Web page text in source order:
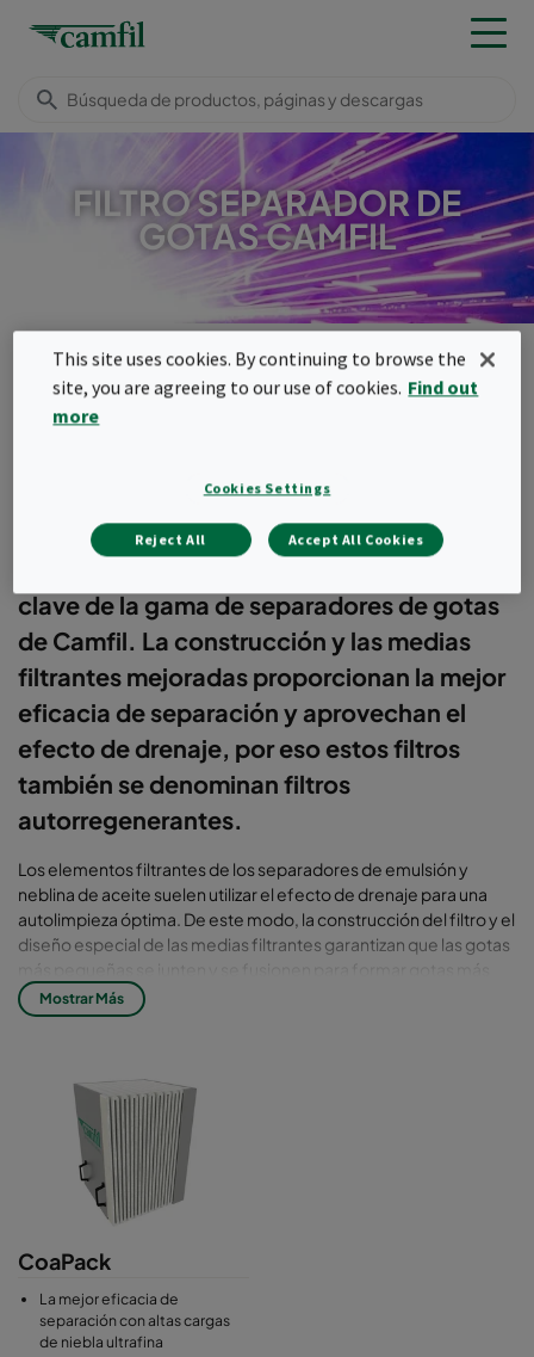
FILTRO SEPARADOR DE
GOTAS CAMFIL
Productos
Captadores de polvo, humo y neblinas
Elementos filtrantes
Filtro separador de gotas Camfil
Menu
Filtro separador de gotas
Camfil
clave de la gama de separadores de gotas
de Camfil. La construcción y las medias
filtrantes mejoradas proporcionan la mejor
eficacia de separación y aprovechan el
efecto de drenaje, por eso estos filtros
también se denominan filtros
autorregenerantes.
Los elementos filtrantes de los separadores de emulsión y
neblina de aceite suelen utilizar el efecto de drenaje para una
autolimpieza óptima. De este modo, la construcción del filtro y el
diseño especial de las medias filtrantes garantizan que las gotas
grandes que fluyen de las medias a un tamaño determinado.
Dependiendo del tipo de separador de gotas, se pueden
eficacias de separación. Los cartuchos filtrantes de los
separadores de gotas compactos pueden incluir un diseño de
filtro progresivo de varias capas en una sola envolvente. Los
casetes filtrantes específicos también pueden equiparse
individualmente con diferentes medias filtrantes para satisfacer
los requisitos del cliente en función del proceso. Las medias se
partículas y el volumen de aire del proceso. Los cartuchos
filtrantes de los separadores de gotas suelen ser compactos,
ligeros y, por tanto, fáciles de cambiar durante el intervalo de
mantenimiento periódico.
Mostrar Más
CoaPack
La mejor eficacia de
separación con altas cargas
de niebla ultrafina
This site uses cookies. By continuing to browse the
site, you are agreeing to our use of cookies. Find out
more
Cookies Settings
Reject All Accept All Cookies